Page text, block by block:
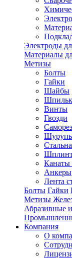
Электроды
Материалы
Метизы
Болты
Гайки
Шайбы
Винты
Гвозди
Канаты
Анкеры
Лента
Болты Гайки
Метизы
Абразивные
Компания
О